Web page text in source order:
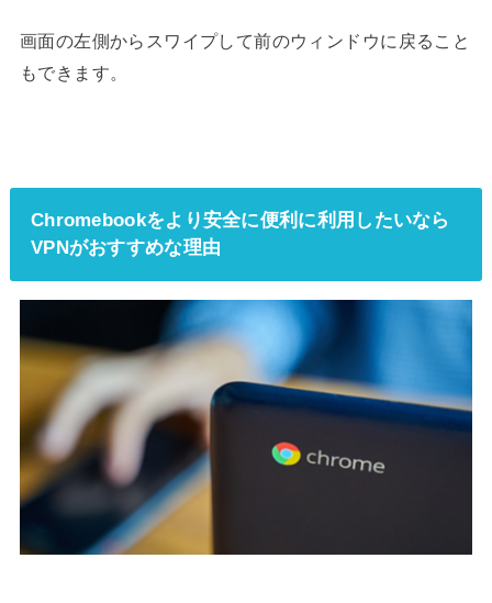
画面の左側からスワイプして前のウィンドウに戻ること
もできます。
Chromebookをより安全に便利に利用したいなら
VPNがおすすめな理由